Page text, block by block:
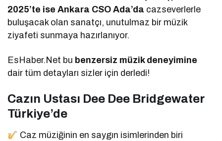
2025’te ise Ankara CSO Ada’da cazseverlerle
buluşacak olan sanatçı, unutulmaz bir müzik
ziyafeti sunmaya hazırlanıyor.
EsHaber.Net bu benzersiz müzik deneyimine
dair tüm detayları sizler için derledi!
Cazın Ustası Dee Dee Bridgewater
Türkiye’de
Caz müziğinin en saygın isimlerinden biri